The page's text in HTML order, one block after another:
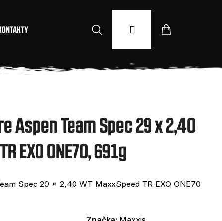
Hledat PřihlášeníNákupní
košík
Aspen Team Spec 29 x 2,40
EXO ONE70, 691g
Spec 29 x 2,40 WT MaxxSpeed TR EXO ONE70